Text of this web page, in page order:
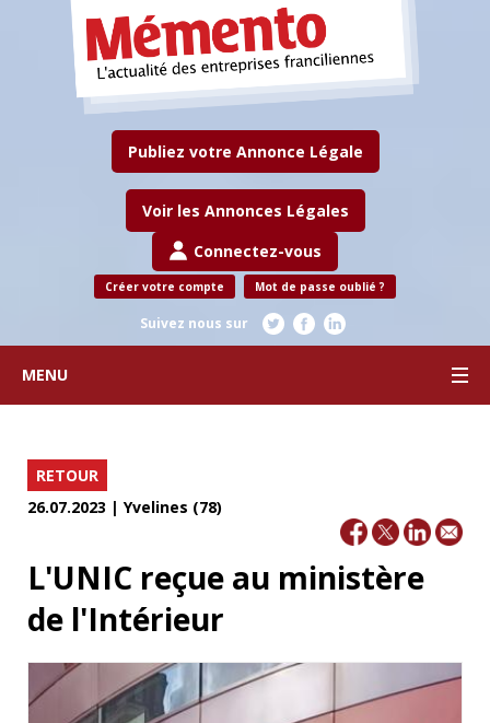
Publiez votre Annonce Légale
Voir les Annonces Légales
Connectez-vous
Créer votre compte Mot de passe oublié ?
Suivez nous sur
MENU
RETOUR
26.07.2023 | Yvelines (78)
L'UNIC reçue au ministère
de l'Intérieur